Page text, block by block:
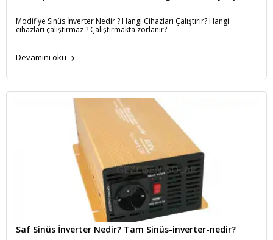
Modifiye Sinüs İnverter Nedir ? Hangi Cihazları Çalıştırır? Hangi
cihazları çalıştırmaz ? Çalıştırmakta zorlanır?
Devamını oku
Saf Sinüs İnverter Nedir? Tam Sinüs-inverter-nedir?